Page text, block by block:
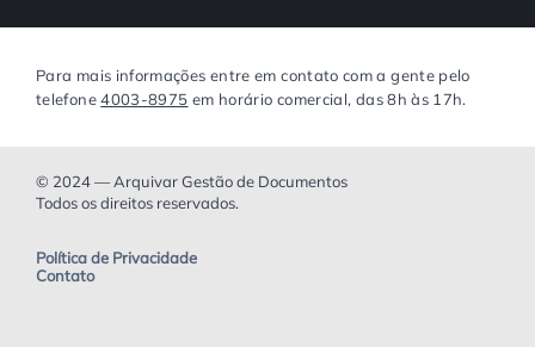
Para mais informações entre em contato com a gente pelo
telefone4003-8975 em horário comercial, das 8h às 17h.
© 2024 — Arquivar Gestão de Documentos
Todos os direitos reservados.
Política de Privacidade
Contato